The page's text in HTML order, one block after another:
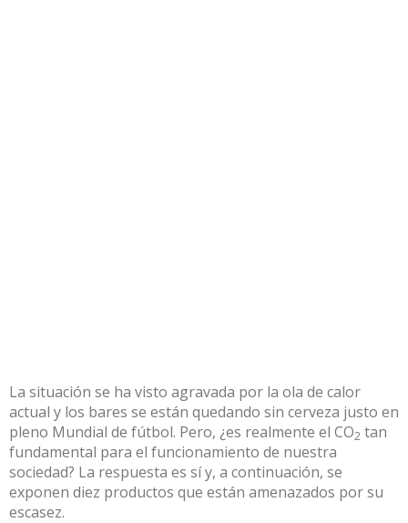
La situación se ha visto agravada por la ola de calor
actual y los bares se están quedando sin cerveza justo en
pleno Mundial de fútbol. Pero, ¿es realmente el CO2 tan
fundamental para el funcionamiento de nuestra
sociedad? La respuesta es sí y, a continuación, se
exponen diez productos que están amenazados por su
escasez.